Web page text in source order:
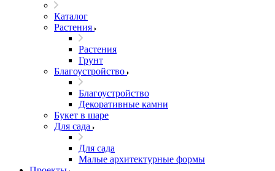
Каталог
Растения
Растения
Грунт
Благоустройство
Благоустройство
Декоративные камни
Букет в шаре
Для сада
Для сада
Малые архитектурные формы